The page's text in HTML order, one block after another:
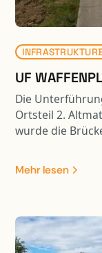
UF
Die
Ortsteil 2.
wurde die
saniert. In
Kunstbaute
Mehr lesen